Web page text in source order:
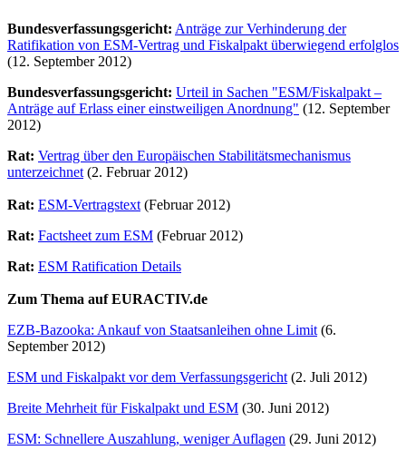
Bundesverfassungsgericht: Anträge zur Verhinderung der
Ratifikation von ESM-Vertrag und Fiskalpakt überwiegend erfolglos
(12. September 2012)
Bundesverfassungsgericht: Urteil in Sachen "ESM/Fiskalpakt –
Anträge auf Erlass einer einstweiligen Anordnung" (12. September
2012)
Rat: Vertrag über den Europäischen Stabilitätsmechanismus
unterzeichnet (2. Februar 2012)
Rat: ESM-Vertragstext (Februar 2012)
Rat: Factsheet zum ESM (Februar 2012)
Rat: ESM Ratification Details
Zum Thema auf EURACTIV.de
EZB-Bazooka: Ankauf von Staatsanleihen ohne Limit (6.
September 2012)
ESM und Fiskalpakt vor dem Verfassungsgericht (2. Juli 2012)
Breite Mehrheit für Fiskalpakt und ESM (30. Juni 2012)
ESM: Schnellere Auszahlung, weniger Auflagen (29. Juni 2012)